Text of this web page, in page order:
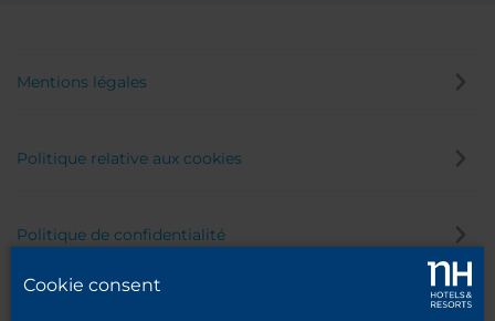
Mentions légales
Politique relative aux cookies
Politique de confidentialité
Cookie consent